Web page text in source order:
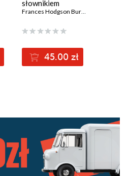
słownikiem
angielsko-polskim
45.00 zł